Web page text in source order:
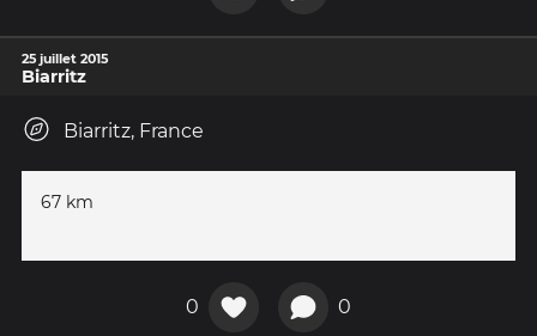
25 juillet 2015
Biarritz
Biarritz, France
67 km
0 0